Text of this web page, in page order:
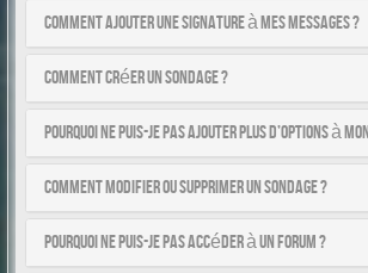
Comment ajouter une signature à mes messages ?
Comment créer un sondage ?
Pourquoi ne puis-je pas ajouter plus d’options à
Comment modifier ou supprimer un sondage ?
Pourquoi ne puis-je pas accéder à un forum ?